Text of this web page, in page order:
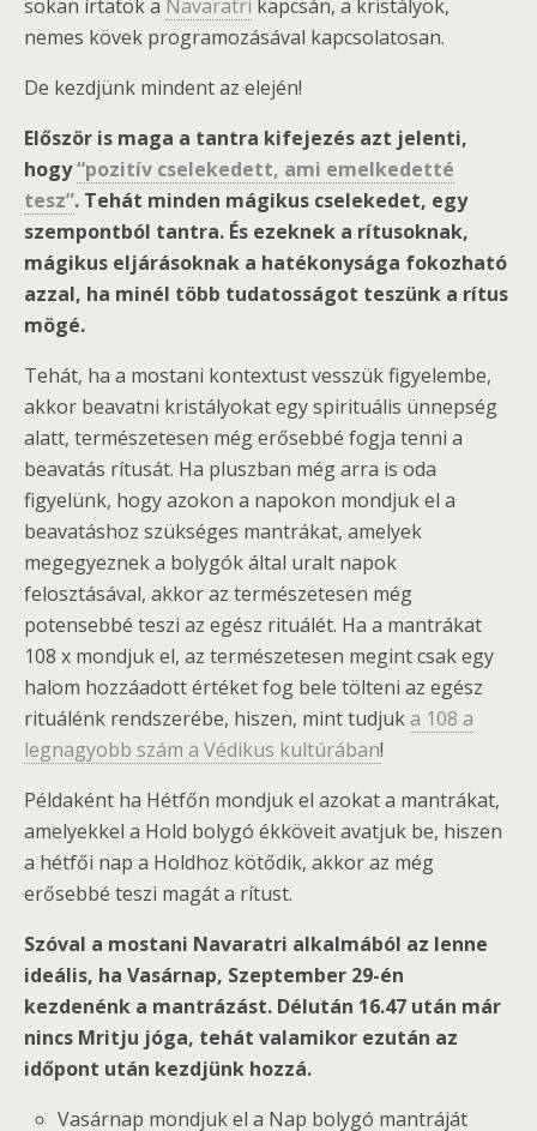
sokan írtatok a Navaratri kapcsán, a kristályok,
nemes kövek programozásával kapcsolatosan.
De kezdjünk mindent az elején!
Először is maga a tantra kifejezés azt jelenti,
hogy“pozitív cselekedett, ami emelkedetté
tesz”. Tehát minden mágikus cselekedet, egy
szempontból tantra. És ezeknek a rítusoknak,
mágikus eljárásoknak a hatékonysága fokozható
azzal, ha minél több tudatosságot teszünk a rítus
mögé.
Tehát, ha a mostani kontextust vesszük figyelembe,
akkor beavatni kristályokat egy spirituális ünnepség
alatt, természetesen még erősebbé fogja tenni a
beavatás rítusát. Ha pluszban még arra is oda
figyelünk, hogy azokon a napokon mondjuk el a
beavatáshoz szükséges mantrákat, amelyek
megegyeznek a bolygók által uralt napok
felosztásával, akkor az természetesen még
potensebbé teszi az egész rituálét. Ha a mantrákat
108 x mondjuk el, az természetesen megint csak egy
halom hozzáadott értéket fog bele tölteni az egész
rituálénk rendszerébe, hiszen, mint tudjuka 108 a
legnagyobb szám a Védikus kultúrában!
Példaként ha Hétfőn mondjuk el azokat a mantrákat,
amelyekkel a Hold bolygó ékköveit avatjuk be, hiszen
a hétfői nap a Holdhoz kötődik, akkor az még
erősebbé teszi magát a rítust.
Szóval a mostani Navaratri alkalmából az lenne
ideális, ha Vasárnap, Szeptember 29-én
kezdenénk a mantrázást. Délután 16.47 után már
nincs Mritju jóga, tehát valamikor ezután az
időpont után kezdjünk hozzá.
Vasárnap mondjuk el a Nap bolygó mantráját